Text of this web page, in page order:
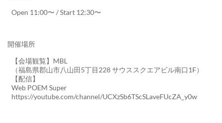
Open 11:00〜 / Start 12:30〜
開催場所
【会場観覧】MBL
（福島県郡山市八山田5丁目228 サウススクエアビル南口1F）
【配信】
Web POEM Super
https://youtube.com/channel/UCXzSb6TScSLaveFUcZA_y0w